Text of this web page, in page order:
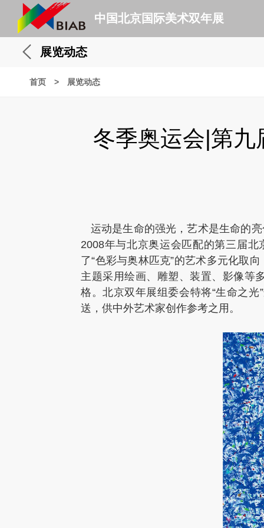
中国北京国际美术双年展
展览动态
首页 > 展览动态
冬季奥运会|第
运动是生命的强光，艺术是生命的
2008年与北京奥运会匹配的第三届北
了“色彩与奥林匹克”的艺术多元化取
主题采用绘画、雕塑、装置、影像等
格。北京双年展组委会特将“生命之
送，供中外艺术家创作参考之用。